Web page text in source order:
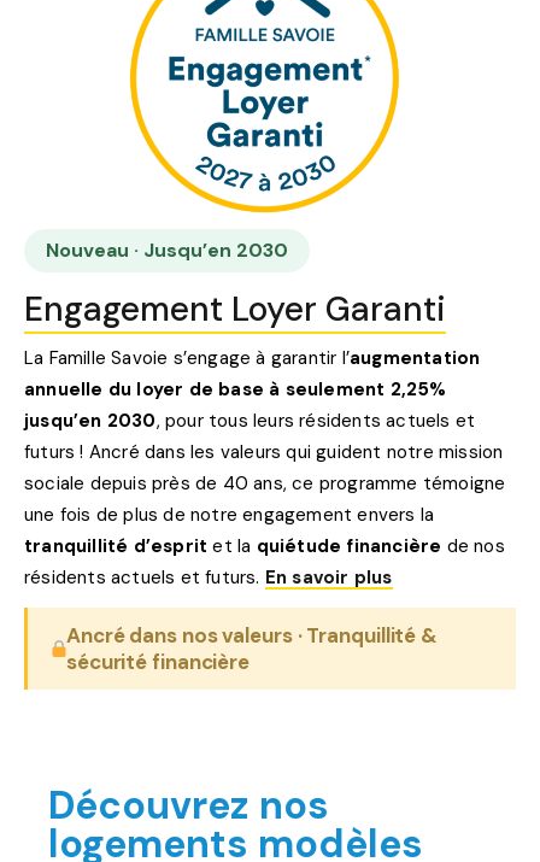
Nouveau · Jusqu’en 2030
Engagement Loyer Garanti
La Famille Savoie s’engage à garantir l’augmentation
annuelle du loyer de base à seulement 2,25%
jusqu’en 2030, pour tous leurs résidents actuels et
futurs ! Ancré dans les valeurs qui guident notre mission
sociale depuis près de 40 ans, ce programme témoigne
une fois de plus de notre engagement envers la
tranquillité d’esprit et la quiétude financière de nos
résidents actuels et futurs. En savoir plus
Ancré dans nos valeurs · Tranquillité &
sécurité financière
Découvrez nos
logements modèles